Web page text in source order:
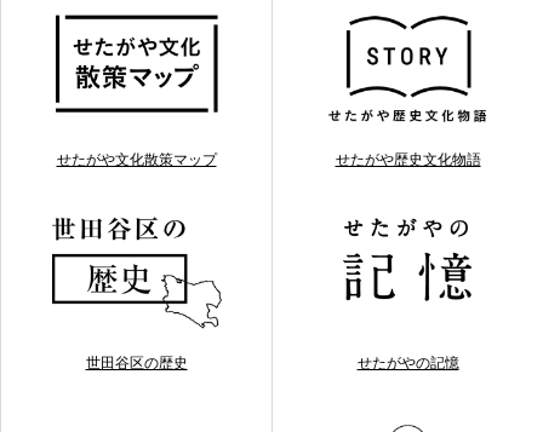
せたがや文化散策マップ せたがや歴史文化物語
世田谷区の歴史 せたがやの記憶